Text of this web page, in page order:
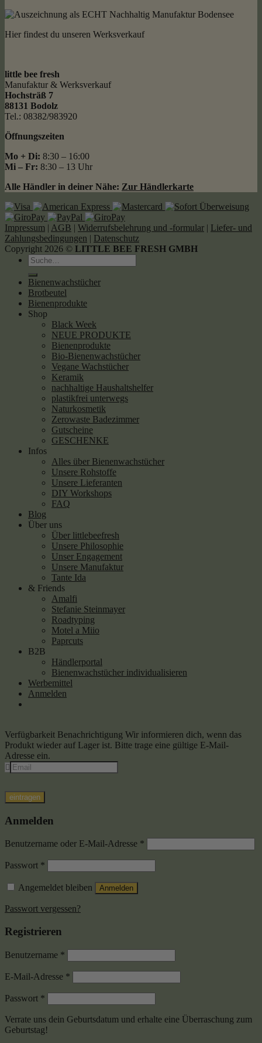
Hier findest du unseren Werksverkauf
little bee fresh
Manufaktur & Werksverkauf
Hochsträß 7
88131 Bodolz
Tel.: 08382/983920
Öffnungszeiten
Mo + Di: 8:30 – 16:00
Mi – Fr: 8:30 – 13 Uhr
Alle Händler in deiner Nähe: Zur Händlerkarte
Impressum | AGB | Widerrufsbelehrung und -formular | Liefer- und
Zahlungsbedingungen | Datenschutz
Copyright 2026 © LITTLE BEE FRESH GMBH
Suche
nach:
Bienenwachstücher
Brotbeutel
Bienenprodukte
Shop
Black Week
NEUE PRODUKTE
Bienenprodukte
Bio-Bienenwachstücher
Vegane Wachstücher
Keramik
nachhaltige Haushaltshelfer
plastikfrei unterwegs
Naturkosmetik
Zerowaste Badezimmer
Gutscheine
GESCHENKE
Infos
Alles über Bienenwachstücher
Unsere Rohstoffe
Unsere Lieferanten
DIY Workshops
FAQ
Blog
Über uns
Über littlebeefresh
Unsere Philosophie
Unser Engagement
Unsere Manufaktur
Tante Ida
& Friends
Amalfi
Stefanie Steinmayer
Roadtyping
Motel a Miio
Paprcuts
B2B
Händlerportal
Bienenwachstücher individualisieren
Werbemittel
Anmelden
Verfügbarkeit Benachrichtigung Wir informieren dich, wenn das
Produkt wieder auf Lager ist. Bitte trage eine gültige E-Mail-
Adresse ein.
eintragen
Anmelden
Benutzername oder E-Mail-Adresse *
Passwort *
Angemeldet bleiben Anmelden
Passwort vergessen?
Registrieren
Benutzername *
E-Mail-Adresse *
Passwort *
Verrate uns dein Geburtsdatum und erhalte eine Überraschung zum
Geburtstag!